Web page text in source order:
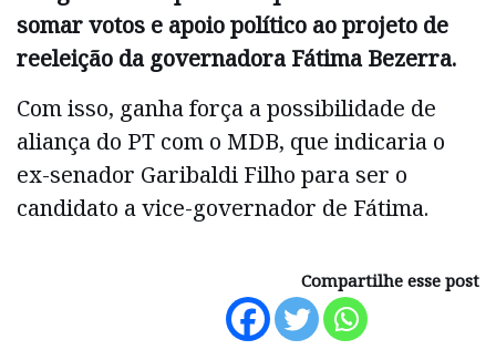
somar votos e apoio político ao projeto de
reeleição da governadora Fátima Bezerra.
Com isso, ganha força a possibilidade de
aliança do PT com o MDB, que indicaria o
ex-senador Garibaldi Filho para ser o
candidato a vice-governador de Fátima.
Compartilhe esse post